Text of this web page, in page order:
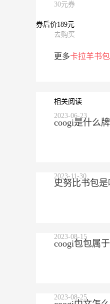
30元券
券后价189元
去购买
更多卡拉羊书包
相关阅读
coogi是什么
2023-06-23
史努比书包
2023-11-30
coogi包包属
2023-08-15
2023-08-25